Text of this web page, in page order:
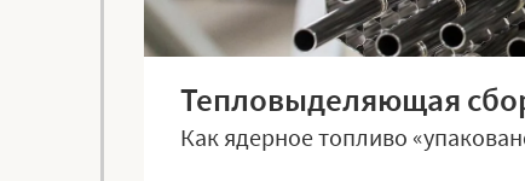
Тепловыделяющая
Как ядерное топливо